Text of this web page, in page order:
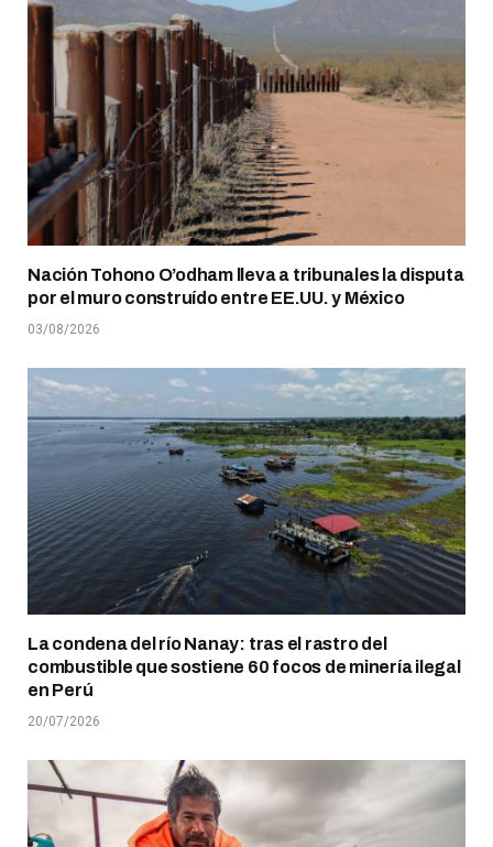
Nación Tohono O’odham lleva a tribunales la disputa
por el muro construído entre EE.UU. y México
03/08/2026
La condena del río Nanay: tras el rastro del
combustible que sostiene 60 focos de minería ilegal
en Perú
20/07/2026